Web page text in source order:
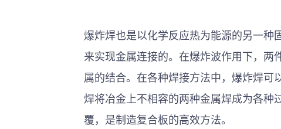
爆炸焊也是以化学反应热为能源的另一种
来实现金属连接的。在爆炸波作用下，两
属的结合。在各种焊接方法中，爆炸焊可
焊将冶金上不相容的两种金属焊成为各种
覆，是制造复合板的高效方法。